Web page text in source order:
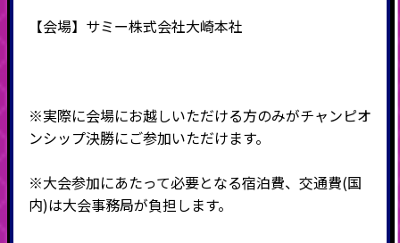
【会場】サミー株式会社大崎本社
※実際に会場にお越しいただける方のみがチャンピオ
ンシップ決勝にご参加いただけます。
※大会参加にあたって必要となる宿泊費、交通費(国
内)は大会事務局が負担します。